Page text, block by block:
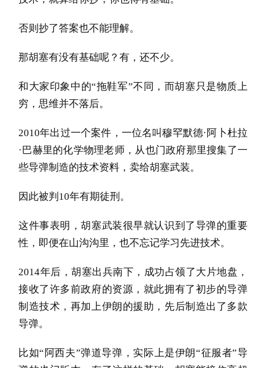
否则抄了答案也不能理解。
那胡塞有没有基础呢？有，还不少。
和大家印象中的“拖鞋军”不同，而胡塞只是物质上
穷，思维并不落后。
2010年出过一个案件，一位名叫穆罕默德·阿卜杜拉
·巴赫里的化学物理老师，从也门政府那里搜集了一
些导弹制造的技术资料，卖给胡塞武装。
因此被判10年有期徒刑。
这件事表明，胡塞武装很早就认识到了导弹的重要
性，即便在山沟沟里，也不忘记学习先进技术。
2014年后，胡塞出兵南下，成功占领了大片地盘，
接收了许多前政府的资源，就此拥有了初步的导弹
制造技术，再加上伊朗的援助，先后制造出了多款
导弹。
比如“阿西夫”弹道导弹，实际上是伊朗“征服者”导